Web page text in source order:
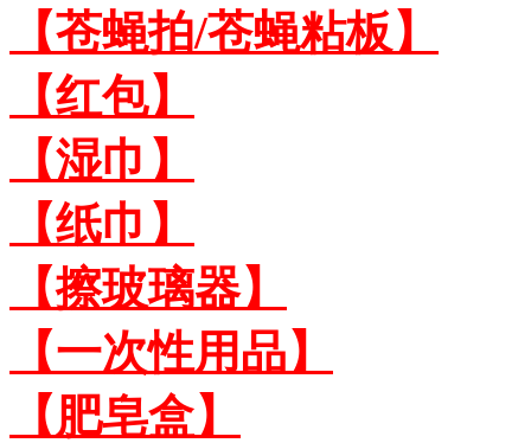
【苍蝇拍/苍蝇粘板】
【红包】
【湿巾】
【纸巾】
【擦玻璃器】
【一次性用品】
【肥皂盒】